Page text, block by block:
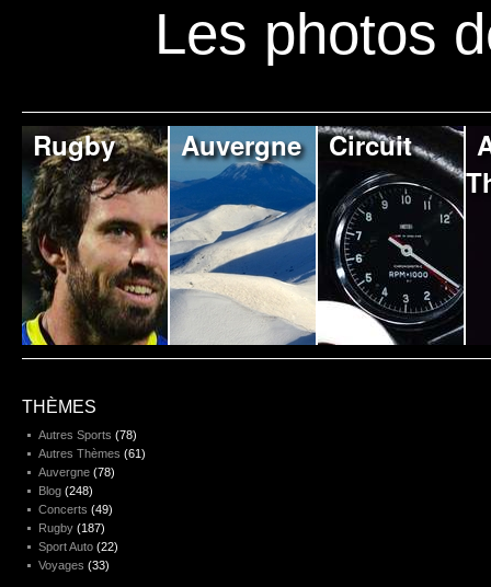
Les photos
Rugby Auvergne Circuit
THÈMES
Autres Sports (78)
Autres Thèmes (61)
Auvergne (78)
Blog (248)
Concerts (49)
Rugby (187)
Sport Auto (22)
Voyages (33)